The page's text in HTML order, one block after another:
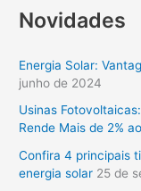
s
u
i
s
Novidades
Energia Solar:
junho de 2024
Usinas
Rende Mais de 2%
Confira 4 principais
energia solar 25 de